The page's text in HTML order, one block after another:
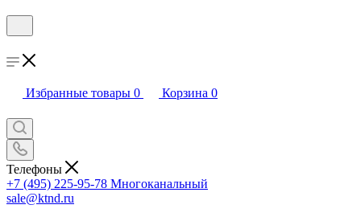
Избранные товары 0 Корзина 0
Телефоны
+7 (495) 225-95-78 Многоканальный
sale@ktnd.ru